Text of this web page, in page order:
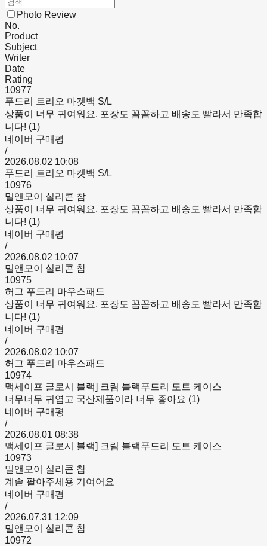
Photo Review
No.
Product
Subject
Writer
Date
Rating
10977
푸드리 트리오 마켓백 S/L
상품이 너무 귀여워요. 포장도 꼼꼼하고 배송도 빨라서 만족합
니다! (1)
네이버 구매평
/
2026.08.02 10:08
푸드리 트리오 마켓백 S/L
10976
밀앤모이 실리콘 참
상품이 너무 귀여워요. 포장도 꼼꼼하고 배송도 빨라서 만족합
니다! (1)
네이버 구매평
/
2026.08.02 10:07
밀앤모이 실리콘 참
10975
허그 푸드리 마우스패드
상품이 너무 귀여워요. 포장도 꼼꼼하고 배송도 빨라서 만족합
니다! (1)
네이버 구매평
/
2026.08.02 10:07
허그 푸드리 마우스패드
10974
맥세이프 글로시 블랙] 크림 블랙푸드리 도트 케이스
너무너무 귀엽고 국산제품이라 너무 좋아요 (1)
네이버 구매평
/
2026.08.01 08:38
맥세이프 글로시 블랙] 크림 블랙푸드리 도트 케이스
10973
밀앤모이 실리콘 참
계솓 팔아주세용 기여어요
네이버 구매평
/
2026.07.31 12:09
밀앤모이 실리콘 참
10972